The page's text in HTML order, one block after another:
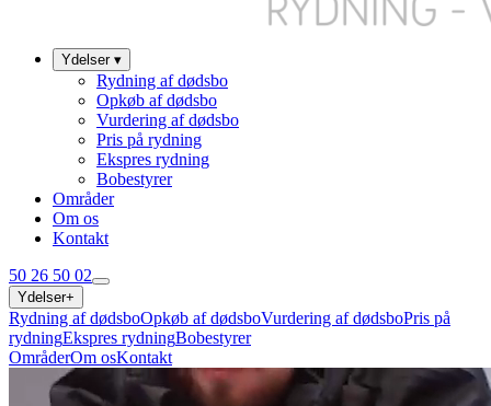
Ydelser ▾
Rydning af dødsbo
Opkøb af dødsbo
Vurdering af dødsbo
Pris på rydning
Ekspres rydning
Bobestyrer
Områder
Om os
Kontakt
50 26 50 02
Ydelser+
Rydning af dødsboOpkøb af dødsboVurdering af dødsboPris på
rydningEkspres rydningBobestyrer
OmråderOm osKontakt